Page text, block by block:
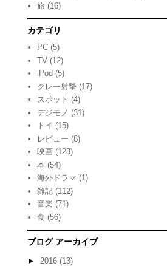
旅 (16)
カテゴリ
PC (5)
TV (12)
iPod (5)
クレー射撃 (17)
スポット (4)
デジモノ (31)
トイ (15)
レビュー (8)
映画 (123)
本 (54)
海外ドラマ (1)
雑記 (112)
音楽 (71)
食 (56)
ブログ アーカイブ
► 2016 (13)